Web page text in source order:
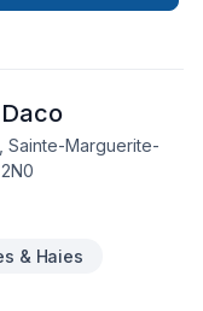
Sainte-Marguerite-
& Haies